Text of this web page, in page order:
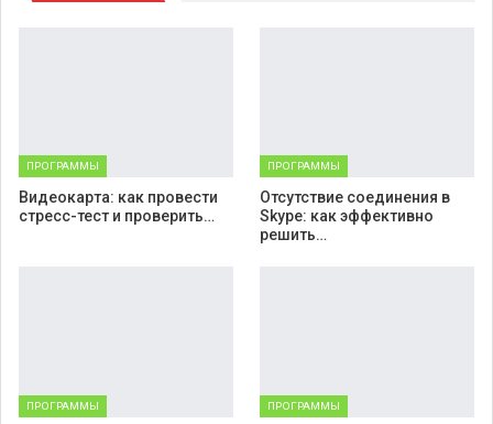
ПРОГРАММЫ
Видеокарта: как провести
стресс-тест и проверить…
ПРОГРАММЫ
Отсутствие соединения в
Skype: как эффективно
решить…
ПРОГРАММЫ ПРОГРАММЫ